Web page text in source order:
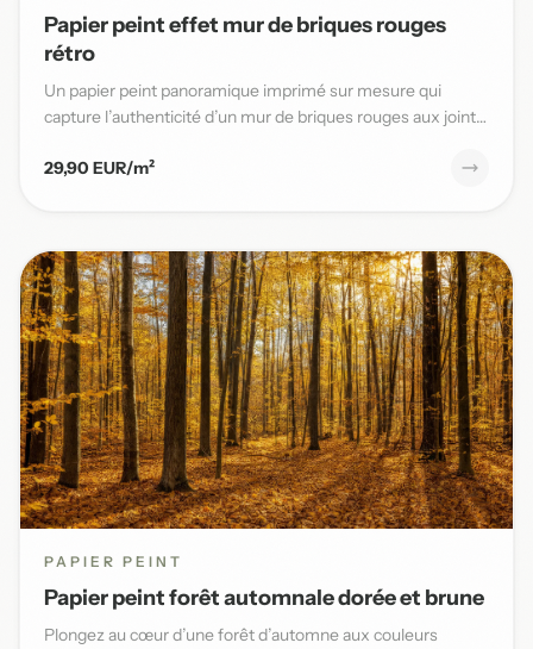
Papier peint effet mur de briques rouges
rétro
Un papier peint panoramique imprimé sur mesure qui
capture l’authenticité d’un mur de briques rouges aux joints
29,90 EUR/m²
PAPIER PEINT
Papier peint forêt automnale dorée et brune
Plongez au cœur d’une forêt d’automne aux couleurs